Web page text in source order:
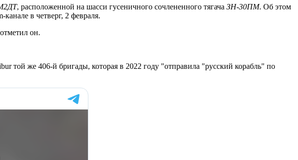
, расположенной на шасси гусеничного сочлененного тягача ЗН-30ПМ. Об этом
в четверг, 2 февраля.
он.
той же 406-й бригады, которая в 2022 году "отправила "русский корабль" по